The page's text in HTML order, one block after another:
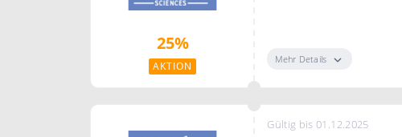
25%
AKTION
Mehr Details
Gültig bis 01.12.2025